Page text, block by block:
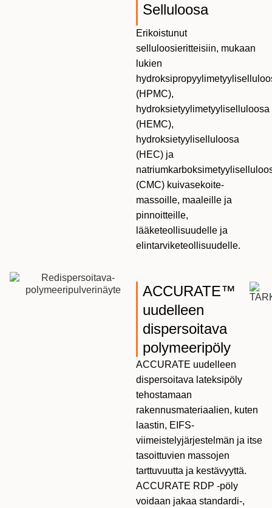
Selluloosa
Erikoistunut
selluloosieritteisiin, mukaan
lukien
(HPMC),
hydroksietyylimetyyliselluloosa
(HEMC),
hydroksietyyliselluloosa
(HEC) ja
(CMC) kuivasekoite-
massoille, maaleille ja
pinnoitteille,
lääketeollisuudelle ja
elintarviketeollisuudelle.
ACCURATE™
uudelleen
dispersoitava
polymeeripöly
ACCURATE uudelleen
dispersoitava lateksipöly
tehostamaan
rakennusmateriaalien, kuten
laastin, EIFS-
viimeistelyjärjestelmän ja itse
tasoittuvien massojen
tarttuvuutta ja kestävyyttä.
ACCURATE RDP -pöly
voidaan jakaa standardi-,